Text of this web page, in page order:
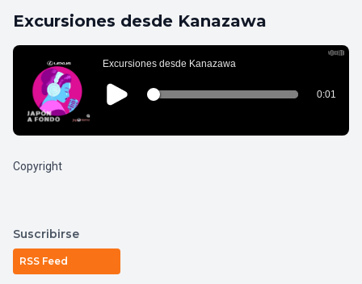
Excursiones desde Kanazawa
Copyright
Suscribirse
RSS Feed